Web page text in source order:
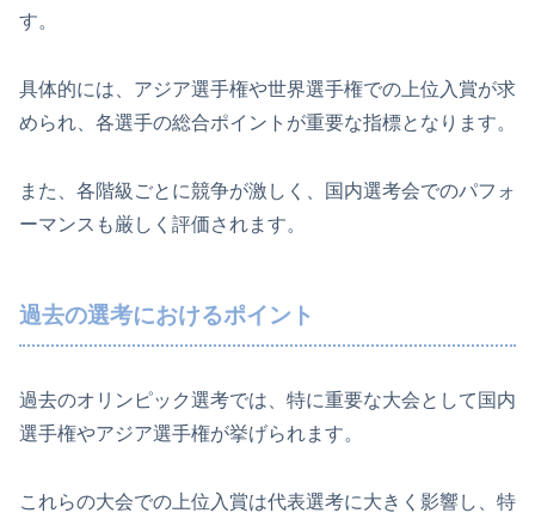
す。
具体的には、アジア選手権や世界選手権での上位入賞が求
められ、各選手の総合ポイントが重要な指標となります。
また、各階級ごとに競争が激しく、国内選考会でのパフォ
ーマンスも厳しく評価されます。
過去の選考におけるポイント
過去のオリンピック選考では、特に重要な大会として国内
選手権やアジア選手権が挙げられます。
これらの大会での上位入賞は代表選考に大きく影響し、特